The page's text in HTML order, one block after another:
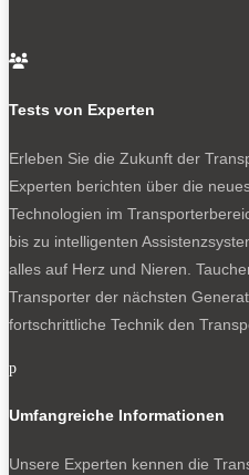

Tests von Experten
Erleben Sie die Zukunft der
Experten berichten über die
Technologien im
bis zu intelligenten
alles auf Herz und Nieren.
Transporter der nächsten
fortschrittliche Technik den
p
Umfangreiche Informationen
Unsere Experten kennen die